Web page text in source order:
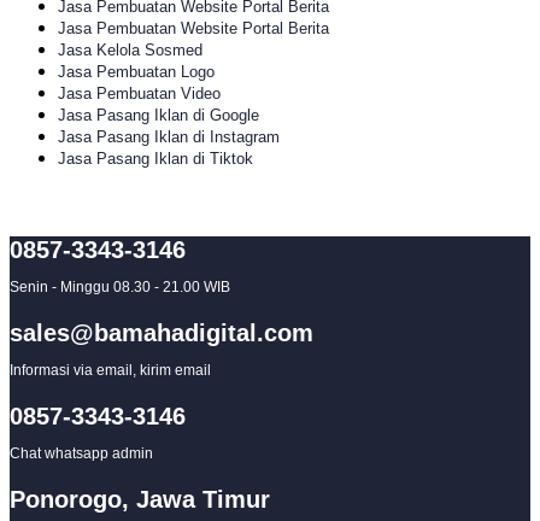
Jasa Pembuatan Website Portal Berita
Jasa Pembuatan Website Portal Berita
Jasa Kelola Sosmed
Jasa Pembuatan Logo
Jasa Pembuatan Video
Jasa Pasang Iklan di Google
Jasa Pasang Iklan di Instagram
Jasa Pasang Iklan di Tiktok
0857-3343-3146
Senin - Minggu 08.30 - 21.00 WIB
sales@bamahadigital.com
Informasi via email, kirim email
0857-3343-3146
Chat whatsapp admin
Ponorogo, Jawa Timur